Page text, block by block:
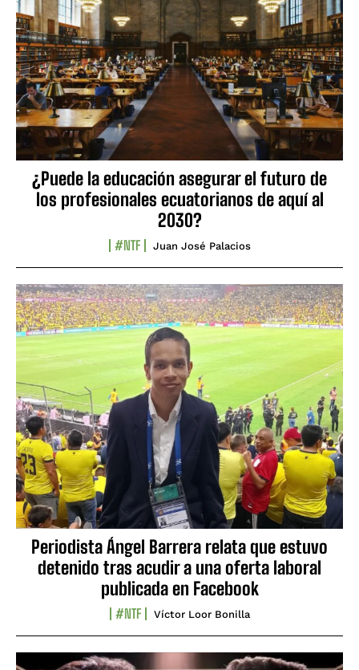
¿Puede la educación asegurar el futuro de
los profesionales ecuatorianos de aquí al
2030?
#NTF Juan José Palacios
Periodista Ángel Barrera relata que estuvo
detenido tras acudir a una oferta laboral
publicada en Facebook
#NTF Víctor Loor Bonilla